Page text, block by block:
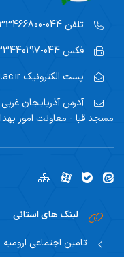
تلفن
فکس
پست الکترونیک
آدرس آذربایجان
مسجد قبا - معاونت امور
لینک های استانی
تامین اجتماعی ارومیه